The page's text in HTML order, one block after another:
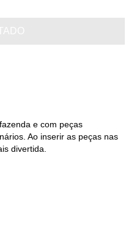
e com peças
Ao inserir as peças nas
divertida.